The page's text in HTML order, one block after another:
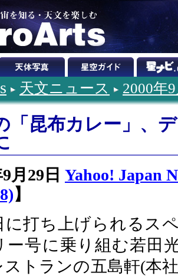
天文ニュース 2000年
「昆布カレー」、
9月29日 Yahoo! Japan
】
に打ち上げられるス
ー号に乗り組む若田
トランの五島軒(本